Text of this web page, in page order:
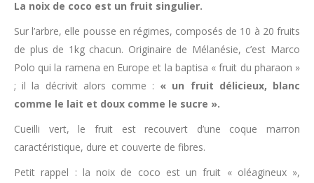
La noix de coco est un fruit singulier.
Sur l’arbre, elle pousse en régimes, composés de 10 à 20 fruits
de plus de 1kg chacun. Originaire de Mélanésie, c’est Marco
Polo qui la ramena en Europe et la baptisa « fruit du pharaon »
; il la décrivit alors comme : « un fruit délicieux, blanc
comme le lait et doux comme le sucre ».
Cueilli vert, le fruit est recouvert d’une coque marron
caractéristique, dure et couverte de fibres.
Petit rappel : la noix de coco est un fruit « oléagineux »,